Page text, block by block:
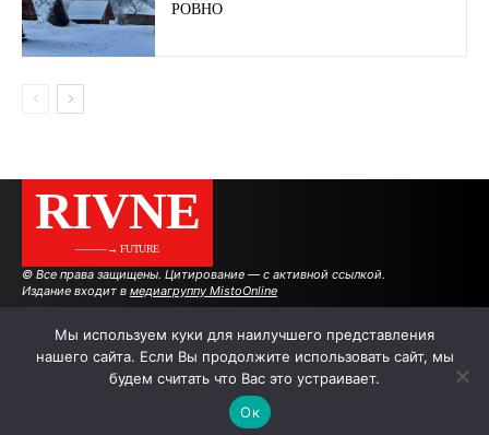
РОВНО
RIVNE
———→ FUTURE
© Все права защищены. Цитирование — с активной ссылкой.
Издание входит в медиагруппу MistoOnline
АВТОРЫ РЕКЛАМА НА САЙТЕ
Мы используем куки для наилучшего представления
нашего сайта. Если Вы продолжите использовать сайт, мы
будем считать что Вас это устраивает.
Ок